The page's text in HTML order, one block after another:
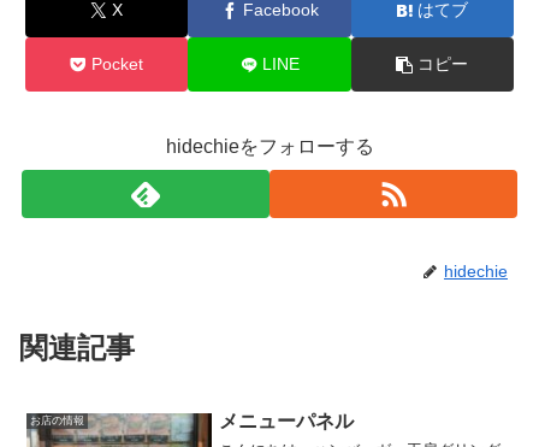
X Facebook はてブ
Pocket LINE コピー
hidechieをフォローする
hidechie
関連記事
お店の情報 メニューパネル